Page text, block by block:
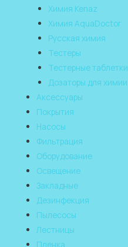
Химия Kenaz
Химия AquaDoctor
Русская химия
Тестеры
Тестерные таблетки
Дозаторы для химии
Аксессуары
Покрытия
Насосы
Фильтрация
Оборудование
Освещение
Закладные
Дезинфекция
Пылесосы
Лестницы
Пленка